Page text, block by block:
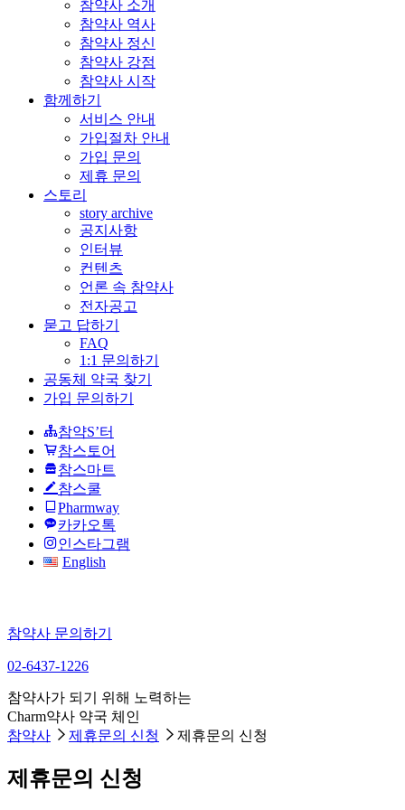
참약사 소개
참약사 역사
참약사 정신
참약사 강점
참약사 시작
함께하기
서비스 안내
가입절차 안내
가입 문의
제휴 문의
스토리
story archive
공지사항
인터뷰
컨텐츠
언론 속 참약사
전자공고
묻고 답하기
FAQ
1:1 문의하기
공동체 약국 찾기
가입 문의하기
참약S’터
참스토어
참스마트
참스쿨
Pharmway
카카오톡
인스타그램
English
참약사 문의하기
02-6437-1226
참약사가 되기 위해 노력하는
Charm약사 약국 체인
참약사
제휴문의 신청 제휴문의 신청
제휴문의 신청